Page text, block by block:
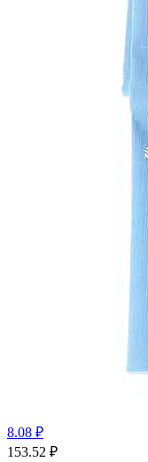
8.08 ₽
153.52 ₽